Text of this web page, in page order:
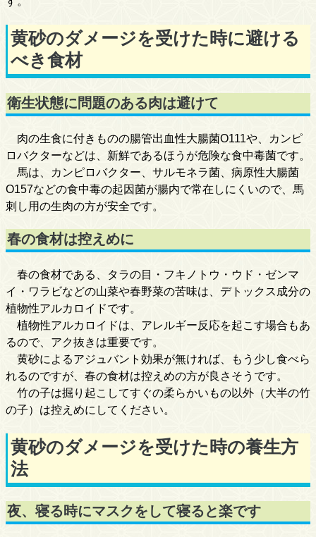
黄砂のダメージを受けた時に避ける
べき食材
衛生状態に問題のある肉は避けて
肉の生食に付きものの腸管出血性大腸菌O111や、カンピ
ロバクターなどは、新鮮であるほうが危険な食中毒菌です。
馬は、カンピロバクター、サルモネラ菌、病原性大腸菌
O157などの食中毒の起因菌が腸内で常在しにくいので、馬
刺し用の生肉の方が安全です。
春の食材は控えめに
春の食材である、タラの目・フキノトウ・ウド・ゼンマ
イ・ワラビなどの山菜や春野菜の苦味は、デトックス成分の
植物性アルカロイドです。
植物性アルカロイドは、アレルギー反応を起こす場合もあ
るので、アク抜きは重要です。
黄砂によるアジュバント効果が無ければ、もう少し食べら
れるのですが、春の食材は控えめの方が良さそうです。
竹の子は掘り起こしてすぐの柔らかいもの以外（大半の竹
の子）は控えめにしてください。
黄砂のダメージを受けた時の養生方
法
夜、寝る時にマスクをして寝ると楽です